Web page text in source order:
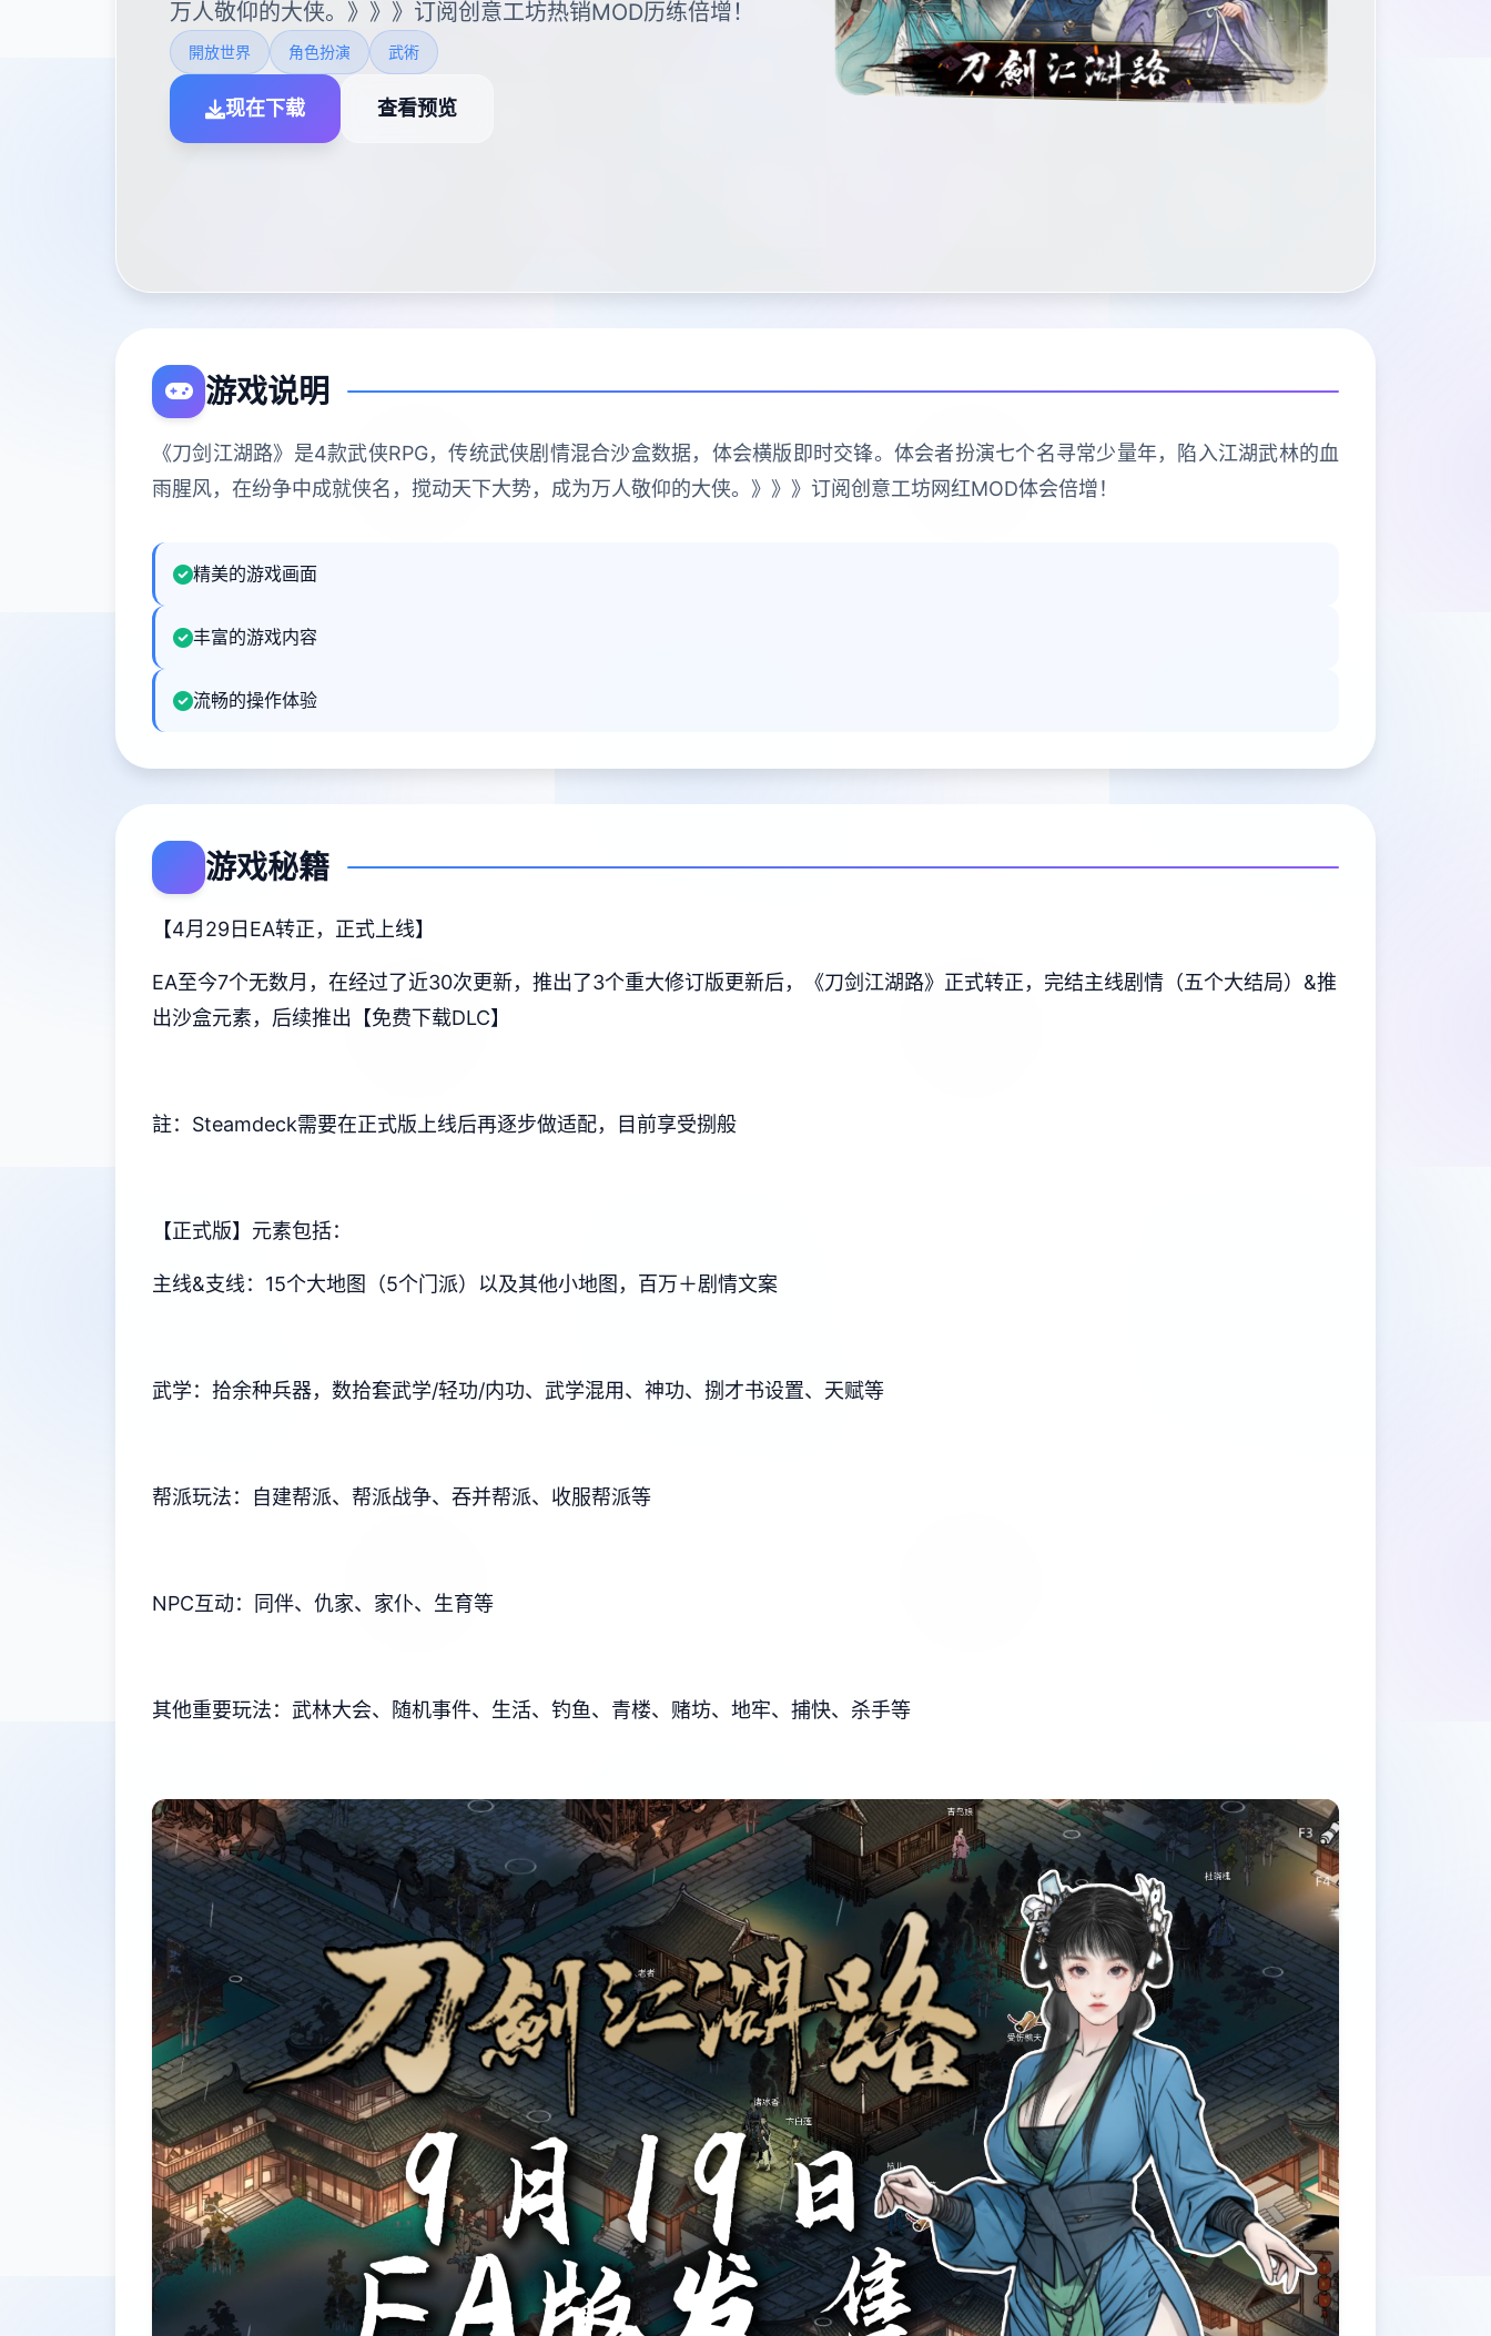
万人敬仰的大侠。》》》订阅创意工坊热销MOD历练倍增！
開放世界 角色扮演 武術
现在下载 查看预览
游戏说明
《刀剑江湖路》是4款武侠RPG，传统武侠剧情混合沙盒数据，体会横版即时交锋。体会者扮演七个名寻常少量年，陷入江湖武林的血
雨腥风，在纷争中成就侠名，搅动天下大势，成为万人敬仰的大侠。》》》订阅创意工坊网红MOD体会倍增！
精美的游戏画面
丰富的游戏内容
流畅的操作体验
游戏秘籍
【4月29日EA转正，正式上线】
EA至今7个无数月，在经过了近30次更新，推出了3个重大修订版更新后，《刀剑江湖路》正式转正，完结主线剧情（五个大结局）&推
出沙盒元素，后续推出【免费下载DLC】
註：Steamdeck需要在正式版上线后再逐步做适配，目前享受捌般
【正式版】元素包括：
主线&支线：15个大地图（5个门派）以及其他小地图，百万＋剧情文案
武学：拾余种兵器，数拾套武学/轻功/内功、武学混用、神功、捌才书设置、天赋等
帮派玩法：自建帮派、帮派战争、吞并帮派、收服帮派等
NPC互动：同伴、仇家、家仆、生育等
其他重要玩法：武林大会、随机事件、生活、钓鱼、青楼、赌坊、地牢、捕快、杀手等